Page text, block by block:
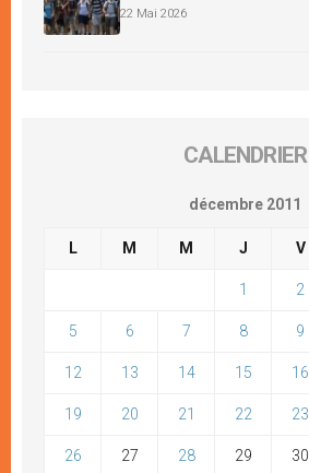
22 Mai 2026
CALENDRIER
décembre 2011
L M M J V
1 2
5 6 7 8 9
12 13 14 15 16
19 20 21 22 23
26 27 28 29 30